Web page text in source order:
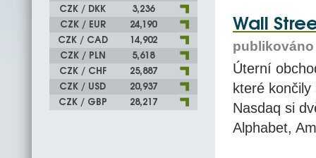
CZK / DKK
3,236
CZK / EUR
24,190
CZK / CAD
14,902
CZK / PLN
5,618
CZK / CHF
25,887
CZK / USD
20,937
CZK / GBP
28,217
Wall
publikováno
Úterní
které
Nasdaq si
Alphabet,